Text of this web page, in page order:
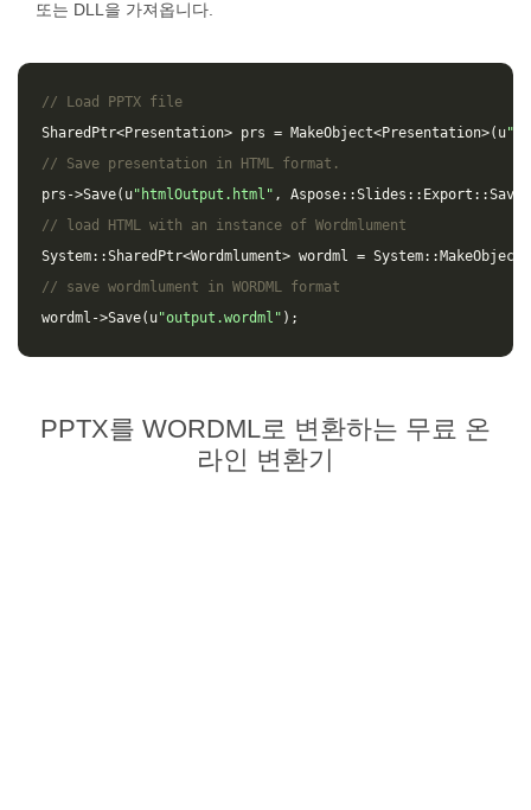
또는 DLL을 가져옵니다.
// Load PPTX file
SharedPtr<Presentation> prs = MakeObject<Presentation>( u
// Save presentation in HTML format.
prs ->Save( u"htmlOutput.html" , Aspose::Slides :: Export ::
// load HTML with an instance of Wordmlument
System::SharedPtr<Wordmlument> wordml = System:: MakeObject
// save wordmlument in WORDML format
wordml ->Save( u"output.wordml" );
PPTX를 WORDML로 변환하는 무료 온
라인 변환기